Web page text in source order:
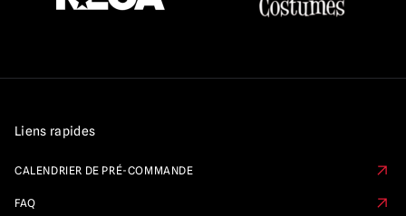
Liens rapides
CALENDRIER DE PRÉ-COMMANDE
FAQ